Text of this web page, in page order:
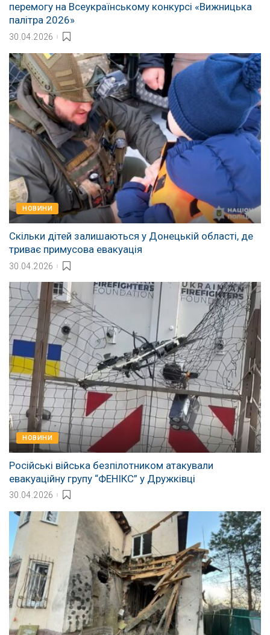
перемогу на Всеукраїнському конкурсі «Вижницька
палітра 2026»
30.04.2026
НОВИНИ
Скільки дітей залишаються у Донецькій області, де
триває примусова евакуація
30.04.2026
НОВИНИ
Російські війська безпілотником атакували
евакуаційну групу “ФЕНІКС” у Дружківці
30.04.2026